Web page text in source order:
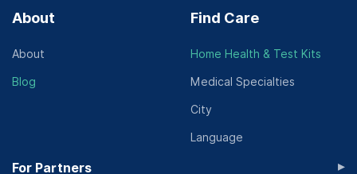
About
About
Blog
Find Care
Home Health & Test Kits
Medical Specialties
City
Language
For Partners ▸